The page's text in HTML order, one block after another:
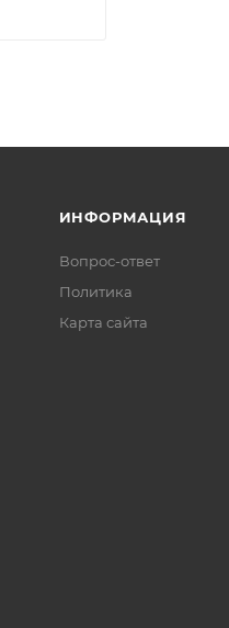
ИНФОРМАЦИЯ
Вопрос-ответ
Политика
Карта сайта